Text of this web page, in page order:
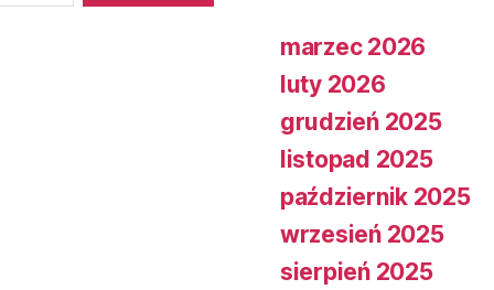
marzec 2026
luty 2026
grudzień 2025
listopad 2025
październik 2025
wrzesień 2025
sierpień 2025